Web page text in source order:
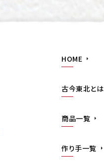
HOME
古今東北とは
商品一覧
作り手一覧